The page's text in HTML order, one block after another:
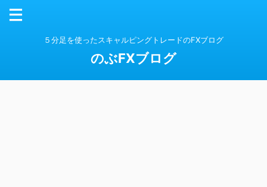
５分足を使ったスキャルピングトレードのFXブログ
のぶFXブログ